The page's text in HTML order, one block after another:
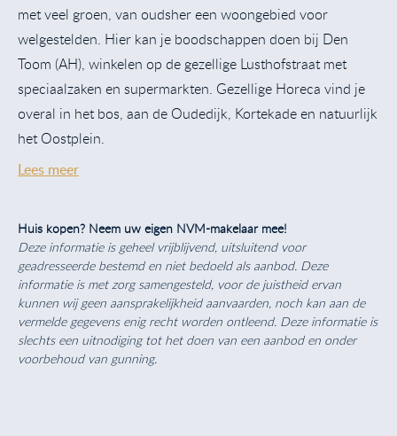
met veel groen, van oudsher een woongebied voor
welgestelden. Hier kan je boodschappen doen bij Den
Toom (AH), winkelen op de gezellige Lusthofstraat met
speciaalzaken en supermarkten. Gezellige Horeca vind je
overal in het bos, aan de Oudedijk, Kortekade en natuurlijk
het Oostplein.
Lees meer
Huis kopen? Neem uw eigen NVM-makelaar mee!
Deze informatie is geheel vrijblijvend, uitsluitend voor
geadresseerde bestemd en niet bedoeld als aanbod. Deze
informatie is met zorg samengesteld, voor de juistheid ervan
kunnen wij geen aansprakelijkheid aanvaarden, noch kan aan de
vermelde gegevens enig recht worden ontleend. Deze informatie is
slechts een uitnodiging tot het doen van een aanbod en onder
voorbehoud van gunning.